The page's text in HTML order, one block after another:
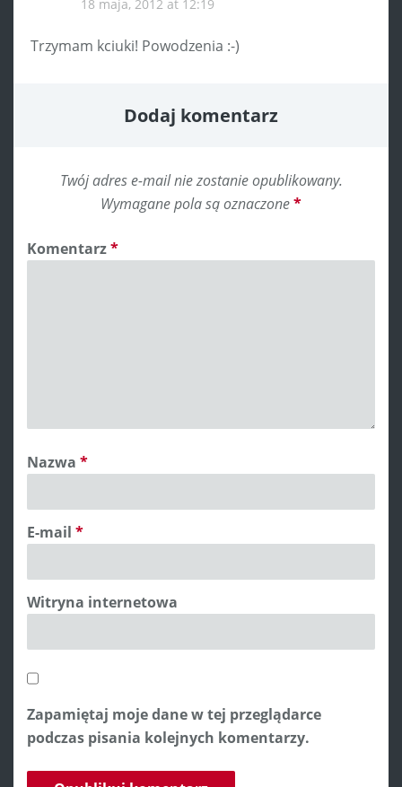
18 maja, 2012 at 12:19
Trzymam kciuki! Powodzenia :-)
Dodaj komentarz
Twój adres e-mail nie zostanie opublikowany.
Wymagane pola są oznaczone*
Komentarz*
Nazwa *
E-mail *
Witryna internetowa
Zapamiętaj moje dane w tej przeglądarce
podczas pisania kolejnych komentarzy.